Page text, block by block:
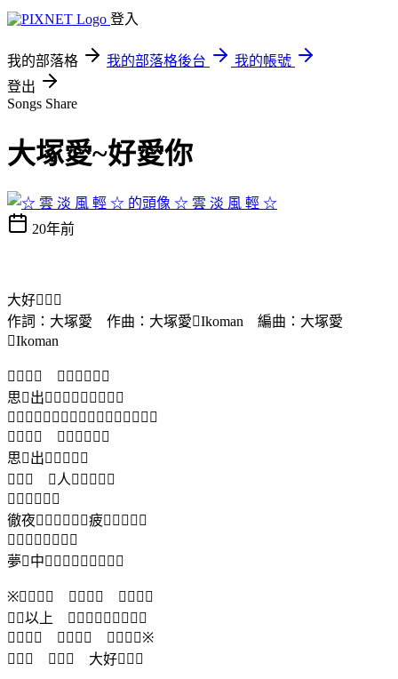
登入
我的部落格 我的部落格後台
我的帳號
登出
Songs Share
大塚愛~好愛你
☆ 雲 淡 風 輕 ☆
20年前
大好
作詞：大塚愛 作曲：大塚愛Ikoman 編曲：大塚愛
Ikoman
 
思出

 
思出
 １人

徹夜疲

夢中
※  
以上 
  ※
  大好